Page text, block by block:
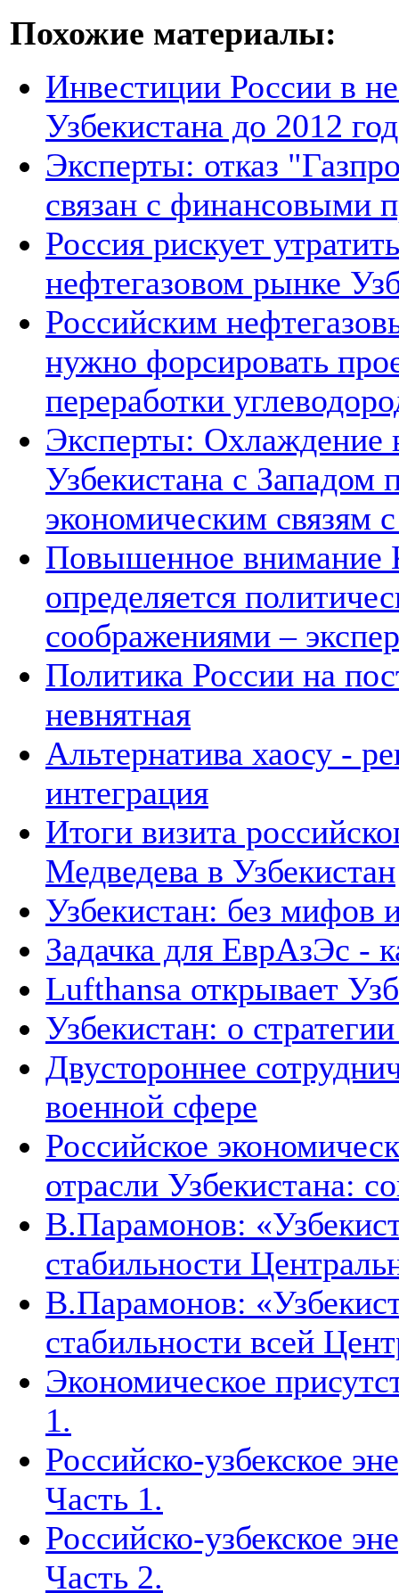
Похожие материалы:
Инвестиции России в
Узбекистана до 2012
Эксперты: отказ
связан с финансовыми
Россия рискует
нефтегазовом рынке
Российским
нужно форсировать
переработки
Эксперты: Охлаждение
Узбекистана с
экономическим связям
Повышенное внимание
определяется
соображениями –
Политика России на
невнятная
Альтернатива хаосу -
интеграция
Итоги визита
Медведева в Узбекистан
Узбекистан: без мифов
Задачка для ЕврАзЭс -
Lufthansa открывает
Узбекистан: о
Двустороннее
военной сфере
Российское
отрасли Узбекистана:
В.Парамонов:
стабильности
В.Парамонов:
стабильности всей
Экономическое
1.
Российско-узбекское
Часть 1.
Российско-узбекское
Часть 2.